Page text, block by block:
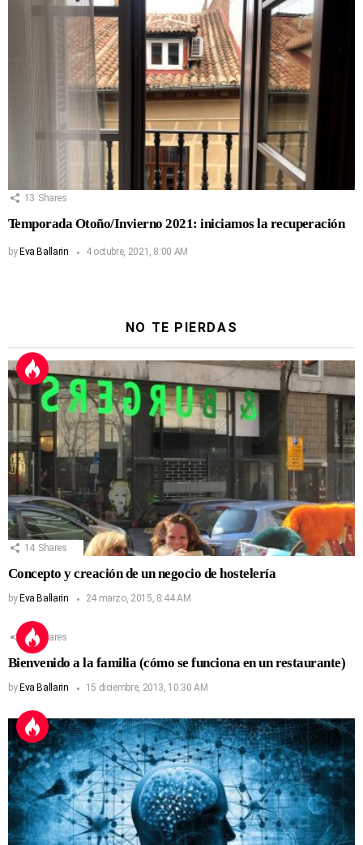
13 Shares
Temporada Otoño/Invierno 2021: iniciamos la recuperación
by Eva Ballarin 4 octubre, 2021, 8:00 AM
NO TE PIERDAS
14 Shares
Concepto y creación de un negocio de hostelería
by Eva Ballarin 24 marzo, 2015, 8:44 AM
13 Shares
Bienvenido a la familia (cómo se funciona en un restaurante)
by Eva Ballarin 15 diciembre, 2013, 10:30 AM